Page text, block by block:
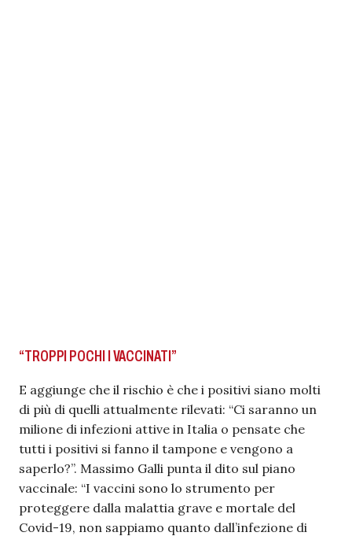
“TROPPI POCHI I VACCINATI”
E aggiunge che il rischio è che i positivi siano molti
di più di quelli attualmente rilevati: “Ci saranno un
milione di infezioni attive in Italia o pensate che
tutti i positivi si fanno il tampone e vengono a
saperlo?”. Massimo Galli punta il dito sul piano
vaccinale: “I vaccini sono lo strumento per
proteggere dalla malattia grave e mortale del
Covid-19, non sappiamo quanto dall’infezione di